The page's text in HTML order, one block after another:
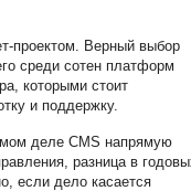
проектом. Верный выбор
среди сотен платформ
которыми стоит
и поддержку.
деле CMS напрямую
разница в
если дело касается